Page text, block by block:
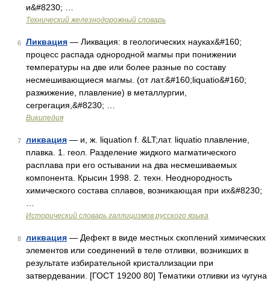
и&#8230; …
Технический железнодорожный словарь
6 Ликвация — Ликвация: в геологических науках&#160;
процесс распада однородной магмы при понижении
температуры на две или более разные по составу
несмешивающиеся магмы. (от лат.&#160;liquatio&#160;
разжижение, плавление) в металлургии,
сегрегация,&#8230; …
Википедия
7 ликвация — и, ж. liquation f. &LT;лат. liquatio плавление,
плавка. 1. геол. Разделение жидкого магматического
расплава при его остывании на два несмешиваемых
компонента. Крысин 1998. 2. техн. Неоднородность
химического состава сплавов, возникающая при их&#8230;
Исторический словарь галлицизмов русского языка
8 ликвация — Дефект в виде местных скоплений химических
элементов или соединений в теле отливки, возникших в
результате избирательной кристаллизации при
затвердевании. [ГОСТ 19200 80] Тематики отливки из чугуна